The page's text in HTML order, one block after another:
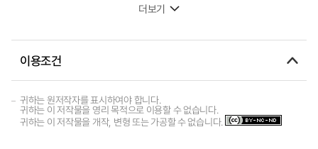
더보기
이용조건
귀하는 원저작자를 표시하여야 합니다.
귀하는 이 저작물을 영리 목적으로 이용할 수 없습니다.
귀하는 이 저작물을 개작, 변형 또는 가공할 수 없습니다.